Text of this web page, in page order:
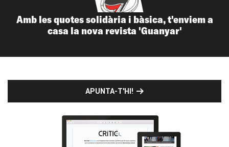
Amb les quotes solidària i bàsica, t'enviem a
casa la nova revista 'Guanyar'
APUNTA-T'HI!